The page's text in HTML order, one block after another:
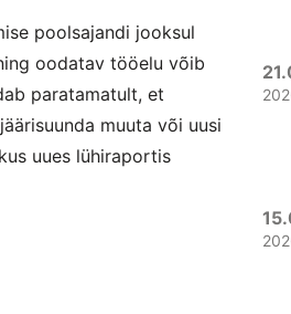
poolsajandi jooksul
oodatav tööelu võib
paratamatult, et
muuta või uusi
uues lühiraportis